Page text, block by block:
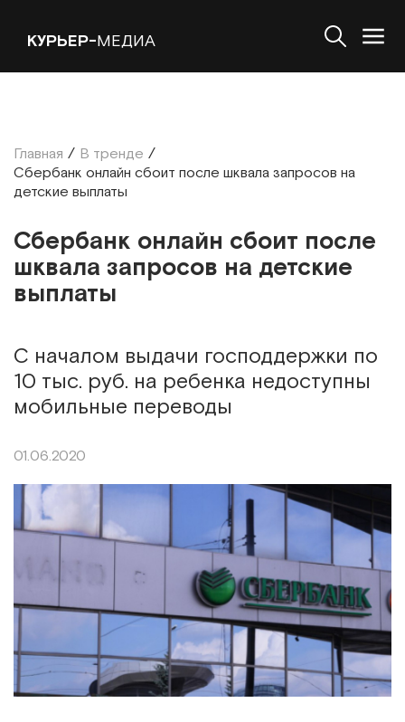
КУРЬЕР-МЕДИА
Главная / В тренде /
Сбербанк онлайн сбоит после шквала запросов на
детские выплаты
Сбербанк онлайн сбоит после
шквала запросов на детские
выплаты
С началом выдачи господдержки по
10 тыс. руб. на ребенка недоступны
мобильные переводы
01.06.2020